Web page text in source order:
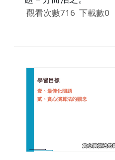
觀看次數716 下載數0